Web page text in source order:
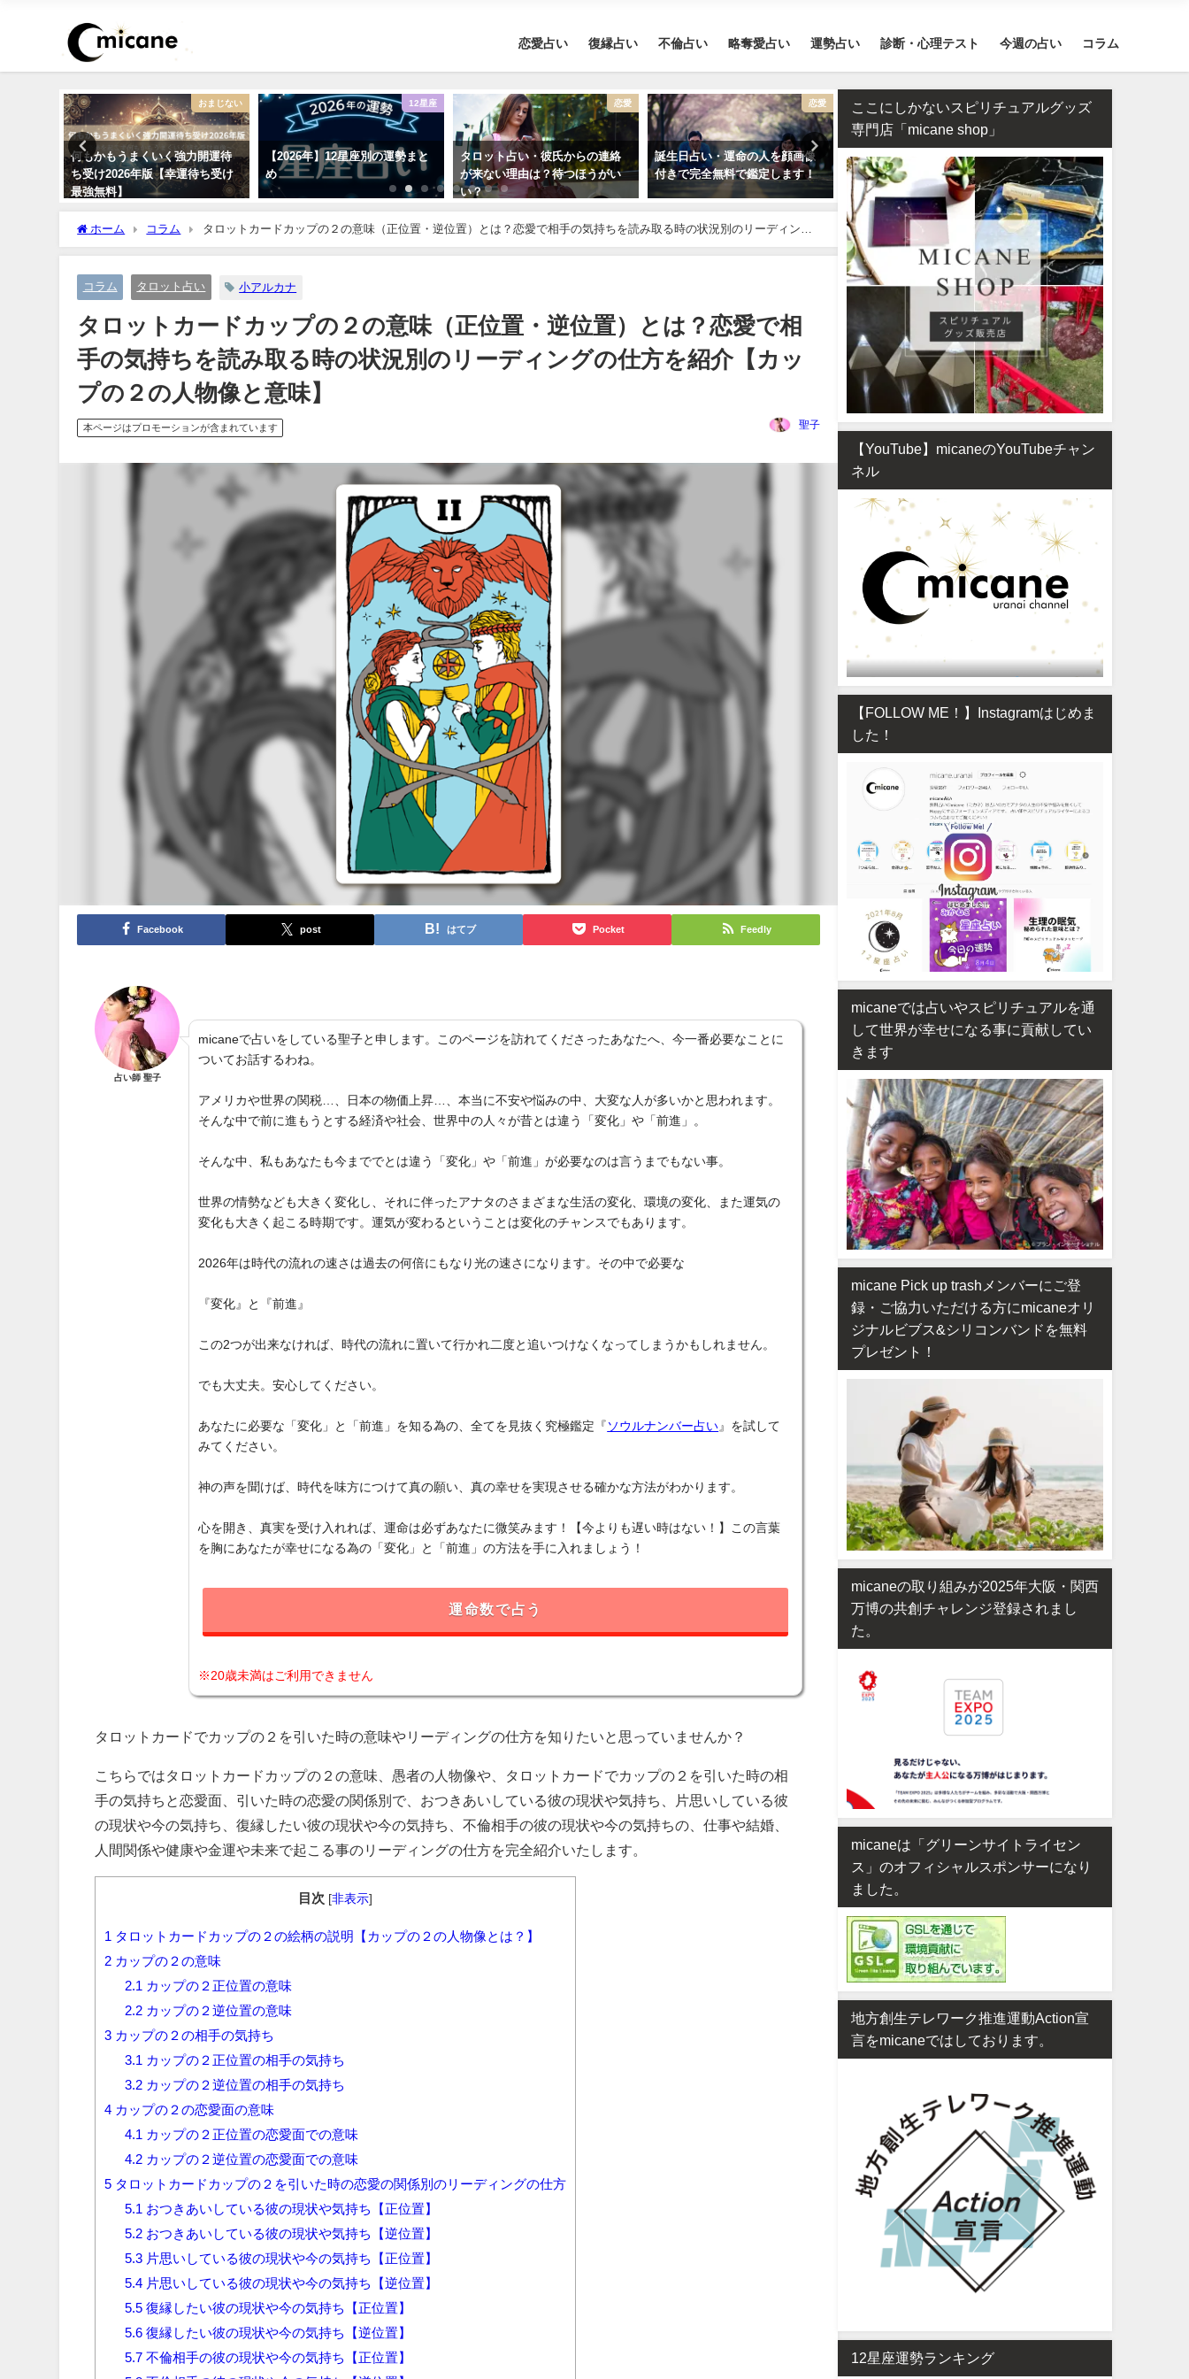
恋愛占い 復縁占い 不倫占い 略奪愛占い 運勢占い 診断・心理テスト 今週の占い コラム
おまじない
何もかもうまくいく強力開運待
ち受け2026年版【幸運待ち受け
最強無料】
12星座
【2026年】12星座別の運勢まと
め
恋愛
タロット占い・彼氏からの連絡
が来ない理由は？待つほうがい
い？
恋愛
誕生日占い・運命の人を顔画像
付きで完全無料で鑑定します！
相性占い・既婚者同士の恋愛で
ダブル不倫（W不倫）は成就す
る？【霊視真剣】
2026年運勢ランキング！
誕生日を占いました！
ホーム コラム
タロットカードカップの２の意味（正位置・逆位置）とは？恋愛で相手の気持ちを読み取る時の状況別のリーディング
の仕方を紹介【カップの２の人物像と意味】
コラム タロット占い 小アルカナ
タロットカードカップの２の意味（正位置・逆位置）とは？恋愛で相
手の気持ちを読み取る時の状況別のリーディングの仕方を紹介【カッ
プの２の人物像と意味】
本ページはプロモーションが含まれています 聖子
Facebook post はてブ Pocket Feedly
占い師 聖子
micaneで占いをしている聖子と申します。このページを訪れてくださったあなたへ、今一番必要なことに
ついてお話するわね。
アメリカや世界の関税…、日本の物価上昇…、本当に不安や悩みの中、大変な人が多いかと思われます。
そんな中で前に進もうとする経済や社会、世界中の人々が昔とは違う「変化」や「前進」。
そんな中、私もあなたも今まででとは違う「変化」や「前進」が必要なのは言うまでもない事。
世界の情勢なども大きく変化し、それに伴ったアナタのさまざまな生活の変化、環境の変化、また運気の
変化も大きく起こる時期です。運気が変わるということは変化のチャンスでもあります。
2026年は時代の流れの速さは過去の何倍にもなり光の速さになります。その中で必要な
『変化』と『前進』
この2つが出来なければ、時代の流れに置いて行かれ二度と追いつけなくなってしまうかもしれません。
でも大丈夫。安心してください。
あなたに必要な「変化」と「前進」を知る為の、全てを見抜く究極鑑定『 ソウルナンバー占い 』を試して
みてください。
神の声を聞けば、時代を味方につけて真の願い、真の幸せを実現させる確かな方法がわかります。
心を開き、真実を受け入れれば、運命は必ずあなたに微笑みます！【今よりも遅い時はない！】この言葉
を胸にあなたが幸せになる為の「変化」と「前進」の方法を手に入れましょう！
運命数で占う
※20歳未満はご利用できません
タロットカードでカップの２を引いた時の意味やリーディングの仕方を知りたいと思っていませんか？
こちらではタロットカードカップの２の意味、愚者の人物像や、タロットカードでカップの２を引いた時の相
手の気持ちと恋愛面、引いた時の恋愛の関係別で、おつきあいしている彼の現状や気持ち、片思いしている彼
の現状や今の気持ち、復縁したい彼の現状や今の気持ち、不倫相手の彼の現状や今の気持ちの、仕事や結婚、
人間関係や健康や金運や未来で起こる事のリーディングの仕方を完全紹介いたします。
目次 [非表示]
1 タロットカードカップの２の絵柄の説明【カップの２の人物像とは？】
2 カップの２の意味
2.1 カップの２正位置の意味
2.2 カップの２逆位置の意味
3 カップの２の相手の気持ち
3.1 カップの２正位置の相手の気持ち
3.2 カップの２逆位置の相手の気持ち
4 カップの２の恋愛面の意味
4.1 カップの２正位置の恋愛面での意味
4.2 カップの２逆位置の恋愛面での意味
5 タロットカードカップの２を引いた時の恋愛の関係別のリーディングの仕方
5.1 おつきあいしている彼の現状や気持ち【正位置】
5.2 おつきあいしている彼の現状や気持ち【逆位置】
5.3 片思いしている彼の現状や今の気持ち【正位置】
5.4 片思いしている彼の現状や今の気持ち【逆位置】
5.5 復縁したい彼の現状や今の気持ち【正位置】
5.6 復縁したい彼の現状や今の気持ち【逆位置】
5.7 不倫相手の彼の現状や今の気持ち【正位置】
ここにしかないスピリチュアルグッズ
専門店「micane shop」
【YouTube】micaneのYouTubeチャン
ネル
【FOLLOW ME！】Instagramはじめま
した！
micaneでは占いやスピリチュアルを通
して世界が幸せになる事に貢献してい
きます
micane Pick up trashメンバーにご登
録・ご協力いただける方にmicaneオリ
ジナルビブス&シリコンバンドを無料
プレゼント！
micaneの取り組みが2025年大阪・関西
万博の共創チャレンジ登録されまし
た。
micaneは「グリーンサイトライセン
ス」のオフィシャルスポンサーになり
ました。
地方創生テレワーク推進運動Action宣
言をmicaneではしております。
12星座運勢ランキング